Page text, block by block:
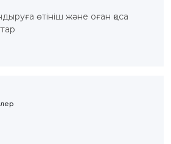
өтініш және оған қоса